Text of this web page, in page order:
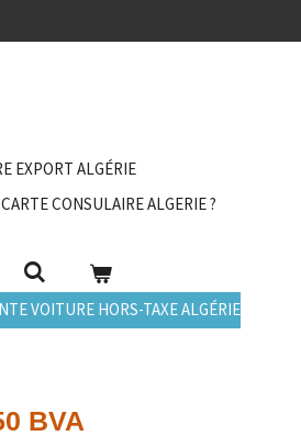
EXPORT ALGÉRIE
CONSULAIRE ALGERIE ?
VOITURE HORS-TAXE ALGÉRIE
BVA